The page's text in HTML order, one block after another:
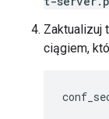
Zaktualizuj
ciągiem,